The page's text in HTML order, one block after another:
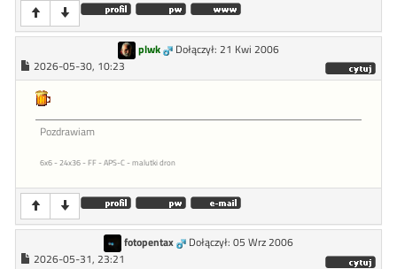
plwk
Dołączył: 21 Kwi 2006
2026-05-30, 10:23
Pozdrawiam
6x6 - 24x36 - FF - APS-C - malutki dron
fotopentax
Dołączył: 05 Wrz 2006
2026-05-31, 23:21